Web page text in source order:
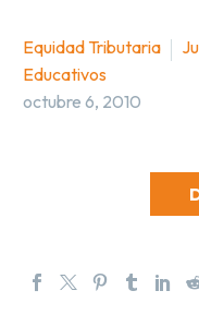
Equidad Tributaria
Educativos
octubre 6, 2010